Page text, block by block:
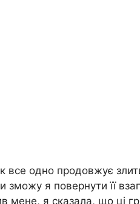
все одно продовжує
зможу я повернути її
мене, я сказала, що ці